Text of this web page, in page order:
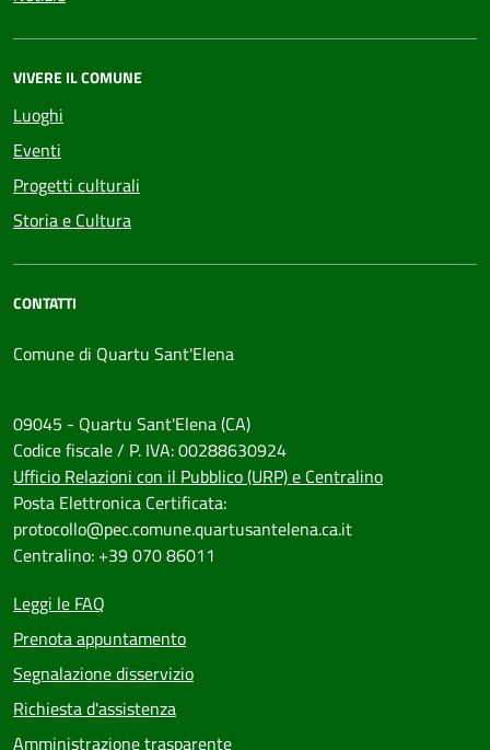
VIVERE IL COMUNE
Luoghi
Eventi
Progetti culturali
Storia e Cultura
CONTATTI
Comune di Quartu Sant'Elena
09045 - Quartu Sant'Elena (CA)
Codice fiscale / P. IVA: 00288630924
Ufficio Relazioni con il Pubblico (URP) e Centralino
Posta Elettronica Certificata:
protocollo@pec.comune.quartusantelena.ca.it
Centralino: +39 070 86011
Leggi le FAQ
Prenota appuntamento
Segnalazione disservizio
Richiesta d'assistenza
Amministrazione trasparente